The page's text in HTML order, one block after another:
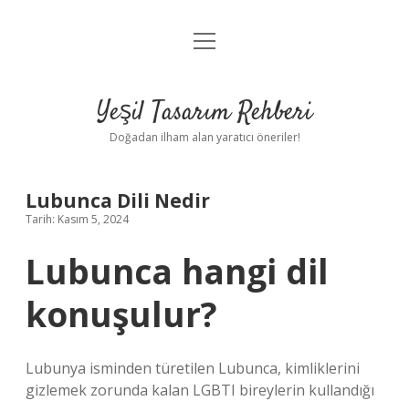
Anasayfa
Yasal Uyarı
menüyü
Yeşil Tasarım Rehberi
Doğadan ilham alan yaratıcı öneriler!
Lubunca Dili Nedir
Tarih: Kasım 5, 2024
Lubunca hangi dil
konuşulur?
Lubunya isminden türetilen Lubunca, kimliklerini
gizlemek zorunda kalan LGBTI bireylerin kullandığı